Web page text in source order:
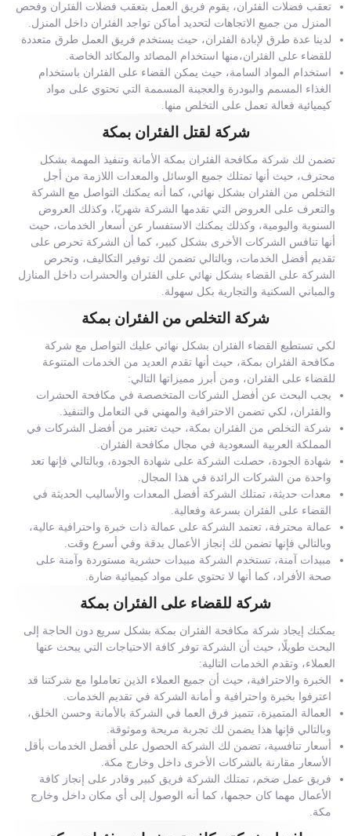
تعقب فضلات الفئران، يقوم فريق العمل بتعقب فضلات الفئران وفحص
المنزل من جميع الاتجاهات لتحديد أماكن تواجد الفئران داخل المنزل.
لدينا عدة طرق لإبادة الفئران، حيث يستخدم فريق العمل طرق متعددة
للقضاء على الفئران،منها استخدام المصائد والمكائد الخاصة.
استخدام المواد السامة، حيث يمكن القضاء على الفئران باستخدام
الغذاء المسمم والبودرة والعجينة المسممة التي تحتوي على مواد
كيميائية فعالة تعمل على التخلص منها.
شركة لقتل الفئران بمكة
تضمن لك شركة مكافحة الفئران بمكة الأمانة وتنفيذ المهمة بشكل
محترف، حيث أنها تمتلك جميع الوسائل والمعدات اللازمة من أجل
التخلص من الفئران بشكل نهائي، كما أنه يمكنك التواصل مع الشركة
والتعرف على العروض التي تقدمها الشركة شهريًا، وكذلك العروض
السنوية واليومية، وكذلك يمكنك الاستفسار عن أسعار الخدمات، حيث
أنها تنافس الشركات الأخرى بشكل كبير، كما أن الشركة تحرص على
تقديم أفضل الخدمات، وبالتالي تضمن لك توفير التكاليف، وتحرص
الشركة على القضاء بشكل نهائي على الفئران والحشرات داخل المنازل
والمباني السكنية والتجارية بكل سهولة.
شركة التخلص من الفئران بمكة
لكي تستطيع القضاء الفئران بشكل نهائي عليك التواصل مع شركة
مكافحة الفئران بمكة، حيث أنها تقدم العديد من الخدمات المتنوعة
للقضاء على الفئران، ومن أبرز مميزاتها التالي:
يجب البحث عن أفضل الشركات المتخصصة في مكافحة الحشرات
والفئران، لكي تضمن الاحترافية والمهني في التعامل والتنفيذ.
شركة التخلص من الفئران بمكة، حيث تعتبر من أفضل الشركات في
المملكة العربية السعودية في مجال مكافحة الفئران.
شهادة الجودة، حصلت الشركة على شهادة الجودة، وبالتالي فإنها تعد
واحدة من الشركات الرائدة في هذا المجال.
معدات حديثة، تمتلك الشركة أفضل المعدات والأساليب الحديثة في
القضاء على الفئران بسرعة وفعالية.
عمالة محترفة، تعتمد الشركة على عمالة ذات خبرة واحترافية عالية،
وبالتالي فإنها تضمن لك إنجاز الأعمال بدقة وفي أسرع وقت.
مبيدات آمنة، تستخدم الشركة مبيدات حشرية مستوردة وآمنة على
صحة الأفراد، كما أنها لا تحتوي على مواد كيميائية ضارة.
شركة للقضاء على الفئران بمكة
يمكنك إيجاد شركة مكافحة الفئران بمكة بشكل سريع دون الحاجة إلى
البحث طويلًا، حيث أن الشركة توفر كافة الاحتياجات التي يبحث عنها
العملاء، وتقدم الخدمات التالية:
الخبرة والاحترافية، حيث أن جميع العملاء الذين تعاملوا مع شركتنا قد
اعترفوا بخبرة واحترافية و أمانة الشركة في تقديم الخدمات.
العمالة المتميزة، تتميز فرق العما في الشركة بالأمانة وحسن الخلق،
وبالتالي فإنها هذا يضمن لك تجربة مريحة وموثوقة.
أسعار تنافسية، تضمن لك الشركة الحصول على أفضل الخدمات بأقل
الأسعار مقارنة بالشركات الأخرى داخل وخارج مكة.
فريق عمل ضخم، تمتلك الشركة فريق كبير وقادر على إنجاز كافة
الأعمال مهما كان حجمها، كما أنه الوصول إلى أي مكان داخل وخارج
مكة.